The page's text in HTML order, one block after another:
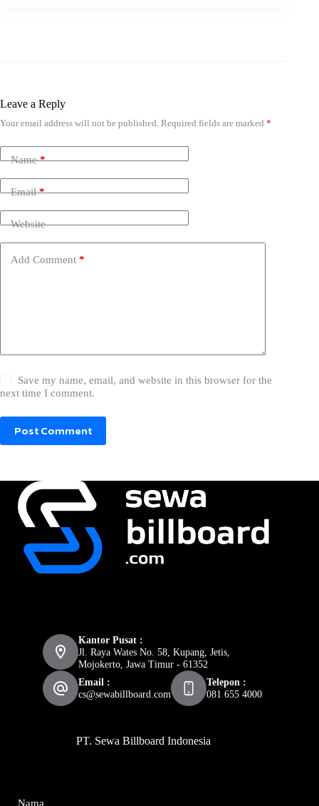
Leave a Reply
Your email address will not be published. Required fields are marked *
Name*
Email*
Website
Add Comment *
Save my name, email, and website in this browser for the
next time I comment.
Post Comment
Kantor Pusat :
Jl. Raya Wates No. 58, Kupang, Jetis,
Mojokerto, Jawa Timur - 61352
Email :
cs@sewabillboard.com
Telepon :
081 655 4000
PT. Sewa Billboard Indonesia
Nama